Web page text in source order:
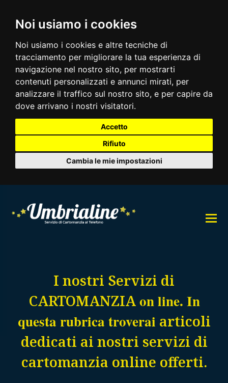
Noi usiamo i cookies
Noi usiamo i cookies e altre tecniche di
tracciamento per migliorare la tua esperienza di
navigazione nel nostro sito, per mostrarti
contenuti personalizzati e annunci mirati, per
analizzare il traffico sul nostro sito, e per capire da
dove arrivano i nostri visitatori.
Accetto
Rifiuto
Cambia le mie impostazioni
I nostri Servizi di
CARTOMANZIAon line. In
questa rubrica troverai articoli
dedicati ai nostri servizi di
cartomanzia online offerti.